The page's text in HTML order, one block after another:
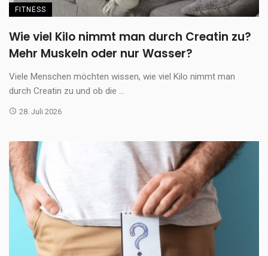
FITNESS
Wie viel Kilo nimmt man durch Creatin zu?
Mehr Muskeln oder nur Wasser?
Viele Menschen möchten wissen, wie viel Kilo nimmt man
durch Creatin zu und ob die ...
28. Juli 2026